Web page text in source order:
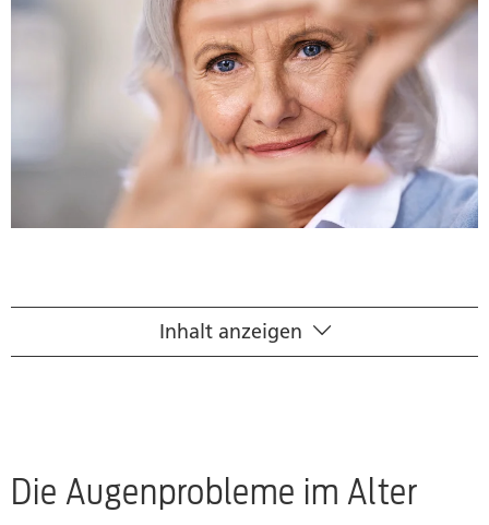
Die Augenprobleme im Alter
Netzhauterkrankungen
Inhalt anzeigen
Die Augenprobleme im Alter